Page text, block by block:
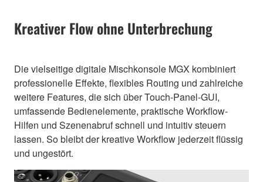
Kreativer Flow ohne Unterbrechung
Die vielseitige digitale Mischkonsole MGX kombiniert
professionelle Effekte, flexibles Routing und zahlreiche
weitere Features, die sich über Touch-Panel-GUI,
umfassende Bedienelemente, praktische Workflow-
Hilfen und Szenenabruf schnell und intuitiv steuern
lassen. So bleibt der kreative Workflow jederzeit flüssig
und ungestört.